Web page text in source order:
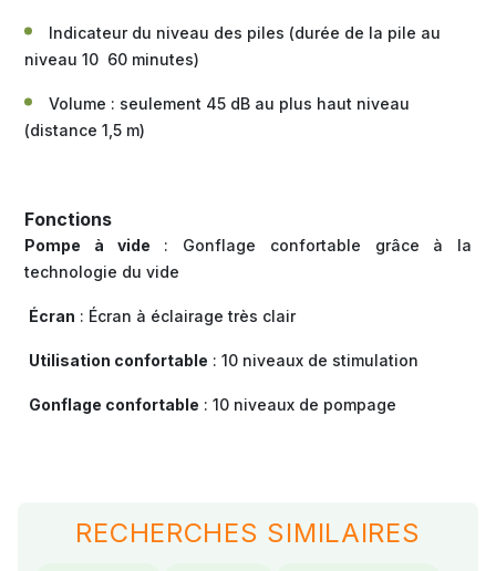
Indicateur du niveau des piles (durée de la pile au
niveau 10 60 minutes)
Volume : seulement 45 dB au plus haut niveau
(distance 1,5 m)
Fonctions
Pompe à vide : Gonflage confortable grâce à la
technologie du vide
Écran : Écran à éclairage très clair
Utilisation confortable : 10 niveaux de stimulation
Gonflage confortable : 10 niveaux de pompage
RECHERCHES SIMILAIRES